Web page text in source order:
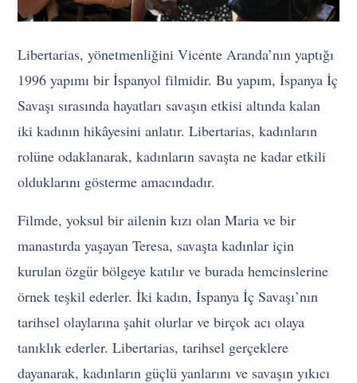
Libertarias, yönetmenliğini Vicente Aranda’nın yaptığı
1996 yapımı bir İspanyol filmidir. Bu yapım, İspanya İç
Savaşı sırasında hayatları savaşın etkisi altında kalan
iki kadının hikâyesini anlatır. Libertarias, kadınların
rolüne odaklanarak, kadınların savaşta ne kadar etkili
olduklarını gösterme amacındadır.
Filmde, yoksul bir ailenin kızı olan Maria ve bir
manastırda yaşayan Teresa, savaşta kadınlar için
kurulan özgür bölgeye katılır ve burada hemcinslerine
örnek teşkil ederler. İki kadın, İspanya İç Savaşı’nın
tarihsel olaylarına şahit olurlar ve birçok acı olaya
tanıklık ederler. Libertarias, tarihsel gerçeklere
dayanarak, kadınların güçlü yanlarını ve savaşın yıkıcı